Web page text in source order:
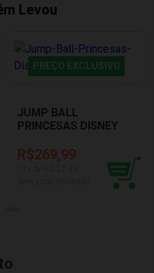
Levou
PREÇO EXCLUSIVO
JUMP BALL
PRINCESAS DISNEY
R$269,99